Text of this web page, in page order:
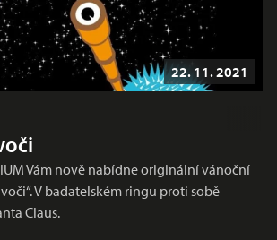
22. 11. 2021
Vám nově nabídne originální vánoční
V badatelském ringu proti sobě
Claus.